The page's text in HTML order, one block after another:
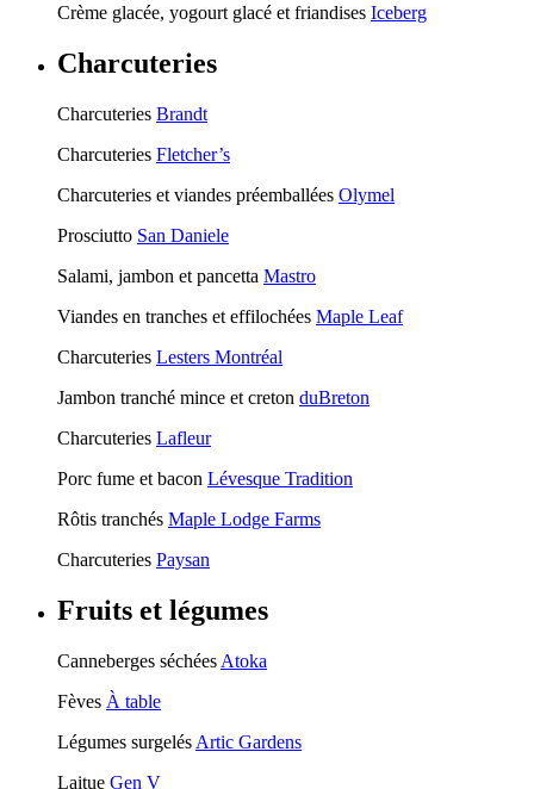
Crème glacée, yogourt glacé et friandises Iceberg
Charcuteries
Charcuteries Brandt
Charcuteries Fletcher’s
Charcuteries et viandes préemballées Olymel
Prosciutto San Daniele
Salami, jambon et pancetta Mastro
Viandes en tranches et effilochées Maple Leaf
Charcuteries Lesters Montréal
Jambon tranché mince et creton duBreton
Charcuteries Lafleur
Porc fume et bacon Lévesque Tradition
Rôtis tranchés Maple Lodge Farms
Charcuteries Paysan
Fruits et légumes
Canneberges séchées Atoka
Fèves À table
Légumes surgelés Artic Gardens
Laitue Gen V